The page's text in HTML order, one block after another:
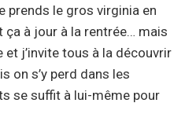
prends le gros virginia en
à jour à la rentrée… mais
et j’invite tous à la découvrir
on s’y perd dans les
se suffit à lui-même pour